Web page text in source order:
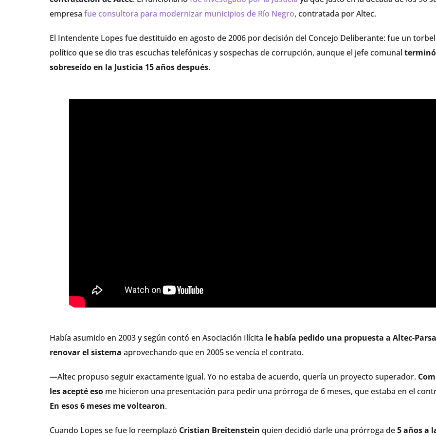
empresa fue consultora para modernizar municipios de Río Negro, contratada por Altec.
El Intendente Lopes fue destituido en agosto de 2006 por decisión del Concejo Deliberante: fue un
político que se dio tras escuchas telefónicas y sospechas de corrupción, aunque el jefe comunal terminó
sobreseído en la Justicia 15 años después.
Había asumido en 2003 y según contó en Asociación Ilícita le había pedido una propuesta a Altec-
renovar el sistema aprovechando que en 2005 se vencía el contrato.
—Altec propuso seguir exactamente igual. Yo no estaba de acuerdo, quería un proyecto superador.
les acepté eso me hicieron una presentación para pedir una prórroga de 6 meses, que estaba en el
En esos 6 meses me voltearon.
Cuando Lopes se fue lo reemplazó Cristian Breitenstein quien decidió darle una prórroga de5 años a